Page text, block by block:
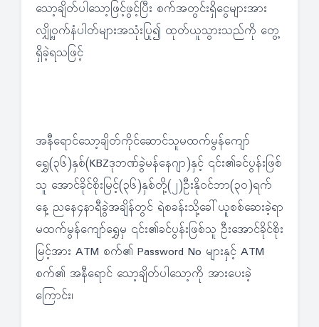
သော့ချိတ်ပါသော့ဖြင့်ဖွင့်ပြီး စက်အတွင်းရှိငွေများအား
လျှို့ဝှက်နံပါတ်များအသုံးပြု၍ ထုတ်ယူသွားသည်ကို တွေ့
ရှိခဲ့ရသဖြင့်
အနီရောင်သော့ချိတ်ကိုင်ဆောင်သူမထက်မွန်ကျော်
ရွှေ(၃၆)နှစ်(KBZဒုဘဏ်ခွဲမန်နေဂျာ)နှင့် ၎င်း၏ခင်ပွန်းဖြစ်
သူ အောင်ခိုင်စိုးမြင့်(၃၆)နှစ်တို့(၂)ဦးနိုဝင်ဘာ(၃၀)ရက်
နေ့ ညနေ၄နာရီခွဲအချိန်တွင် ရဲစခန်းသို့ခေါ်ယူစစ်ဆေးခဲ့ရာ
မထက်မွန်ကျော်ရွှေမှ ၎င်း၏ခင်ပွန်းဖြစ်သူ ဦးအောင်ခိုင်စိုး
မြင့်အား ATM စက်၏ Password No များနှင့် ATM
စက်၏ အနီရောင် သော့ချိတ်ပါသော့ကို အားပေးခဲ့
ကြောင်း၊